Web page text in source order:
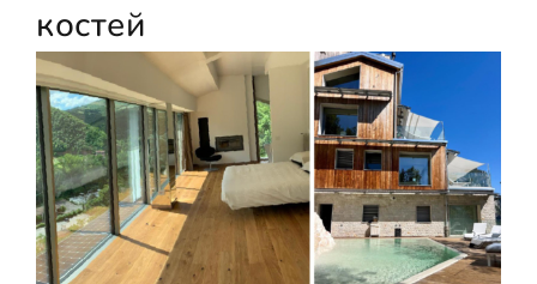
костей